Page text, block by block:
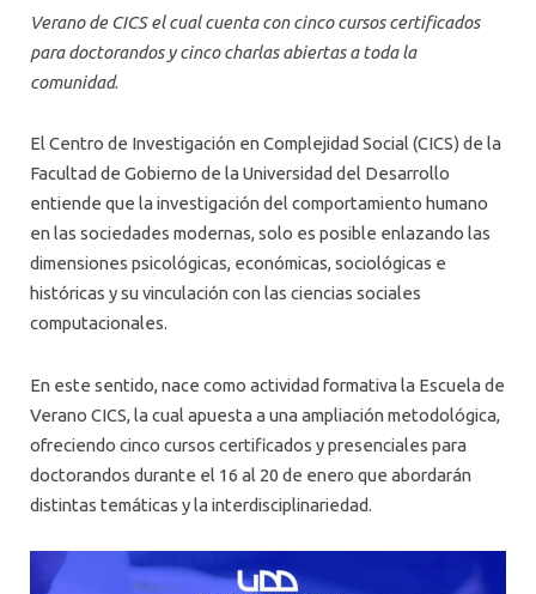
Verano de CICS el cual cuenta con cinco cursos certificados
para doctorandos y cinco charlas abiertas a toda la
comunidad.
El Centro de Investigación en Complejidad Social (CICS) de la
Facultad de Gobierno de la Universidad del Desarrollo
entiende que la investigación del comportamiento humano
en las sociedades modernas, solo es posible enlazando las
dimensiones psicológicas, económicas, sociológicas e
históricas y su vinculación con las ciencias sociales
computacionales.
En este sentido, nace como actividad formativa la Escuela de
Verano CICS, la cual apuesta a una ampliación metodológica,
ofreciendo cinco cursos certificados y presenciales para
doctorandos durante el 16 al 20 de enero que abordarán
distintas temáticas y la interdisciplinariedad.